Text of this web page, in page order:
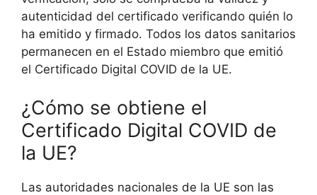
autenticidad del certificado verificando quién lo
ha emitido y firmado. Todos los datos sanitarios
permanecen en el Estado miembro que emitió
el Certificado Digital COVID de la UE.
¿Cómo se obtiene el
Certificado Digital COVID de
la UE?
Las autoridades nacionales de la UE son las